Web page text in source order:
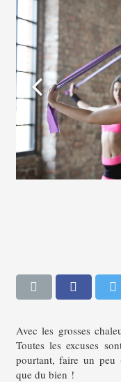
Avec les grosses
Toutes les excuses
pourtant, faire un peu
que du bien !